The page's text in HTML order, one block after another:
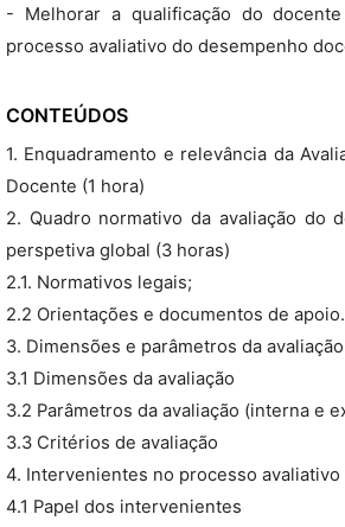
- Melhorar a qualificação do
processo avaliativo do desempenho
CONTEÚDOS
1. Enquadramento e relevância da
Docente (1 hora)
2. Quadro normativo da avaliação do
perspetiva global (3 horas)
2.1. Normativos legais;
2.2 Orientações e documentos de apoio.
3. Dimensões e parâmetros da
3.1 Dimensões da avaliação
3.2 Parâmetros da avaliação (interna e
3.3 Critérios de avaliação
4. Intervenientes no processo avaliativo
4.1 Papel dos intervenientes